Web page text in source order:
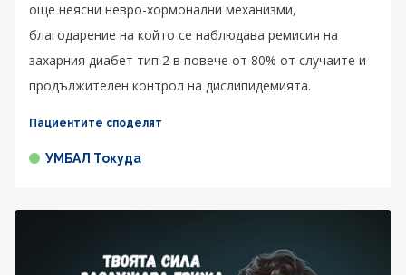
още неясни невро-хормонални механизми,
благодарение на който се наблюдава ремисия на
захарния диабет тип 2 в повече от 80% от случаите и
продължителен контрол на дислипидемията.
Пациентите споделят
УМБАЛ Токуда